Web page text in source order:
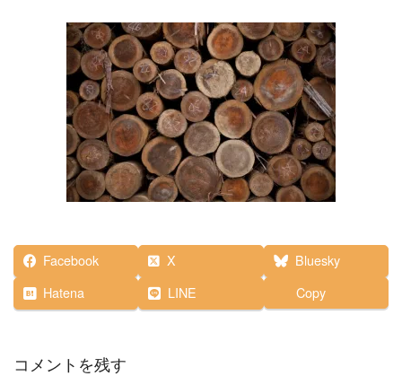
Facebook X
Bluesky
Hatena
LINE Copy
コメントを残す